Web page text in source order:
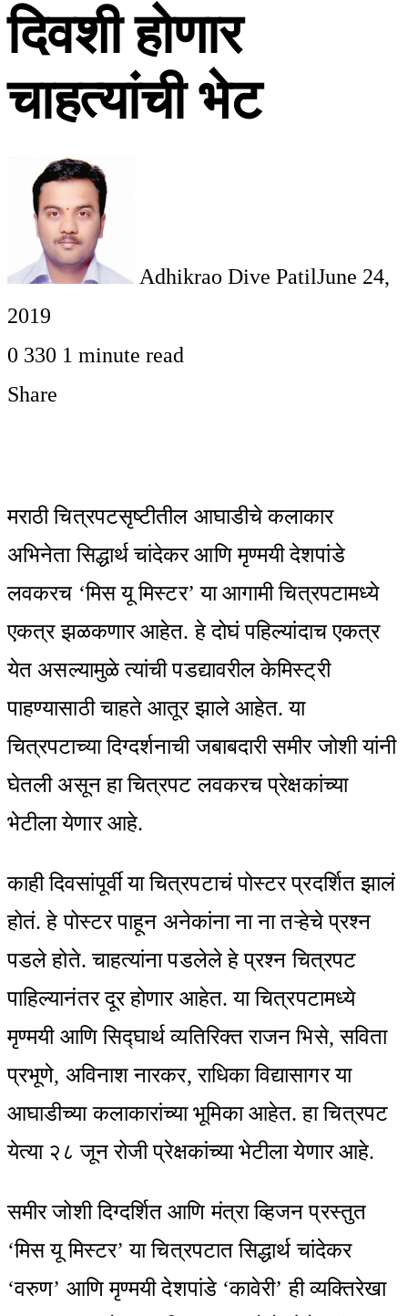
दिवशी होणार
चाहत्यांची भेट
Adhikrao Dive PatilJune 24,
2019
0 330 1 minute read
Share
Email
मराठी चित्रपटसृष्टीतील आघाडीचे कलाकार
अभिनेता सिद्धार्थ चांदेकर आणि मृण्मयी देशपांडे
लवकरच ‘मिस यू मिस्टर’ या आगामी चित्रपटामध्ये
एकत्र झळकणार आहेत. हे दोघं पहिल्यांदाच एकत्र
येत असल्यामुळे त्यांची पडद्यावरील केमिस्ट्री
पाहण्यासाठी चाहते आतूर झाले आहेत. या
चित्रपटाच्या दिग्दर्शनाची जबाबदारी समीर जोशी यांनी
घेतली असून हा चित्रपट लवकरच प्रेक्षकांच्या
भेटीला येणार आहे.
काही दिवसांपूर्वी या चित्रपटाचं पोस्टर प्रदर्शित झालं
होतं. हे पोस्टर पाहून अनेकांना ना ना तऱ्हेचे प्रश्न
पडले होते. चाहत्यांना पडलेले हे प्रश्न चित्रपट
पाहिल्यानंतर दूर होणार आहेत. या चित्रपटामध्ये
मृण्मयी आणि सिद्घार्थ व्यतिरिक्त राजन भिसे, सविता
प्रभूणे, अविनाश नारकर, राधिका विद्यासागर या
आघाडीच्या कलाकारांच्या भूमिका आहेत. हा चित्रपट
येत्या २८ जून रोजी प्रेक्षकांच्या भेटीला येणार आहे.
समीर जोशी दिग्दर्शित आणि मंत्रा व्हिजन प्रस्तुत
‘मिस यू मिस्टर’ या चित्रपटात सिद्धार्थ चांदेकर
‘वरुण’ आणि मृण्मयी देशपांडे ‘कावेरी’ ही व्यक्तिरेखा